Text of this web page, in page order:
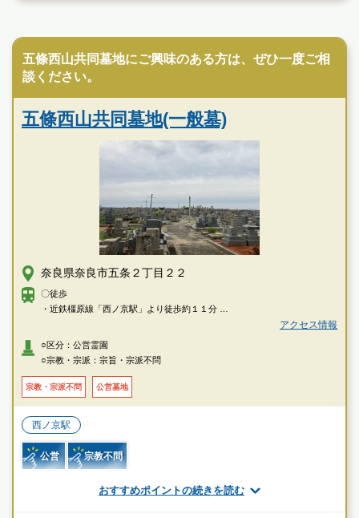
五條西山共同墓地にご興味のある方は、ぜひ一度ご相
談ください。
五條西山共同墓地(一般墓)
奈良県奈良市五条２丁目２２
〇徒歩
・近鉄橿原線「西ノ京駅」より徒歩約１１分
アクセス情報
○区分：公営霊園
○宗教・宗派：宗旨・宗派不問
宗教・宗派不問 公営墓地
おすすめポイントの続きを読む
西ノ京駅
公営 宗教不問